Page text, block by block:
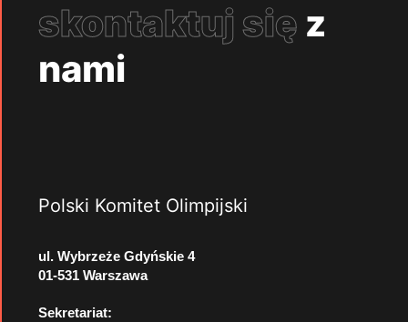
skontaktuj się z
nami
Polski Komitet Olimpijski
ul. Wybrzeże Gdyńskie 4
01-531 Warszawa
Sekretariat: